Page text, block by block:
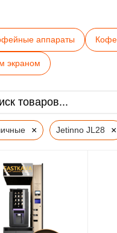
аппараты
экраном
× Jetinno JL28 ×